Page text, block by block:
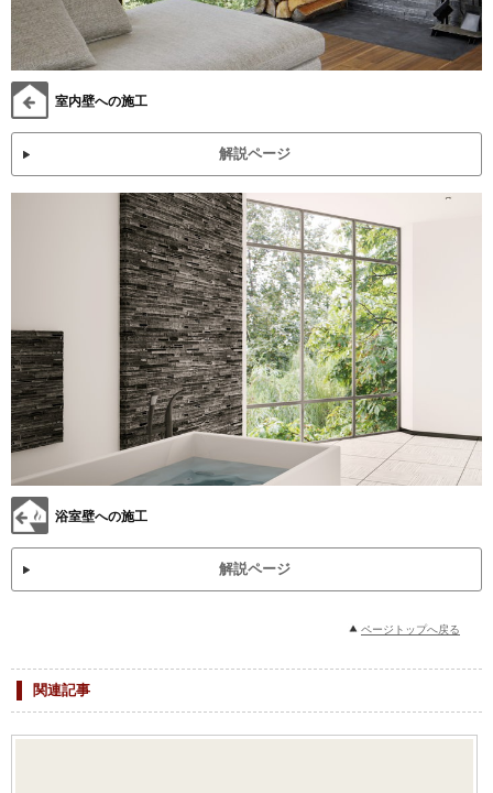
室内壁への施工
解説ページ
浴室壁への施工
解説ページ
ページトップへ戻る
関連記事